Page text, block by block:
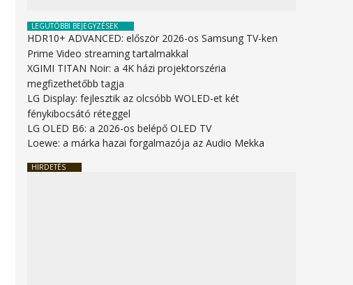
LEGUTÓBBI BEJEGYZÉSEK
HDR10+ ADVANCED: először 2026-os Samsung TV-ken
Prime Video streaming tartalmakkal
XGIMI TITAN Noir: a 4K házi projektorszéria
megfizethetőbb tagja
LG Display: fejlesztik az olcsóbb WOLED-et két
fénykibocsátó réteggel
LG OLED B6: a 2026-os belépő OLED TV
Loewe: a márka hazai forgalmazója az Audio Mekka
HIRDETÉS